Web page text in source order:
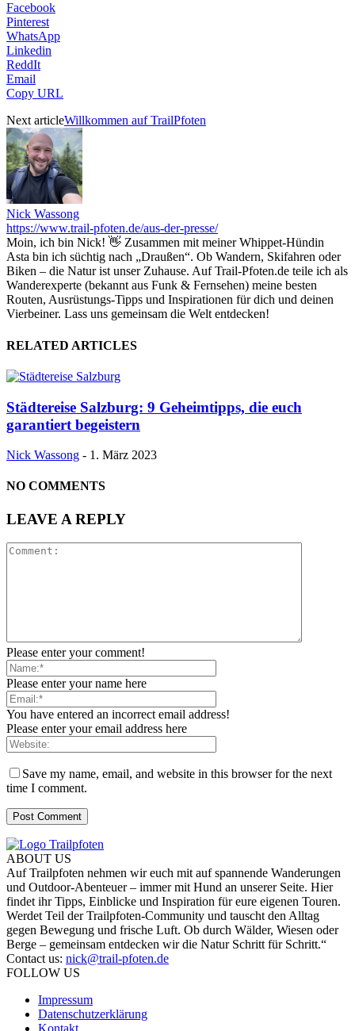
Facebook
Pinterest
WhatsApp
Linkedin
ReddIt
Email
Copy URL
Next articleWillkommen auf TrailPfoten
Nick Wassong
https://www.trail-pfoten.de/aus-der-presse/
Moin, ich bin Nick! 👋 Zusammen mit meiner Whippet-Hündin
Asta bin ich süchtig nach „Draußen“. Ob Wandern, Skifahren oder
Biken – die Natur ist unser Zuhause. Auf Trail-Pfoten.de teile ich als
Wanderexperte (bekannt aus Funk & Fernsehen) meine besten
Routen, Ausrüstungs-Tipps und Inspirationen für dich und deinen
Vierbeiner. Lass uns gemeinsam die Welt entdecken!
RELATED ARTICLES
Städtereise Salzburg: 9 Geheimtipps, die euch
garantiert begeistern
Nick Wassong - 1. März 2023
NO COMMENTS
LEAVE A REPLY
Please enter your comment!
Please enter your name here
You have entered an incorrect email address!
Please enter your email address here
Save my name, email, and website in this browser for the next
time I comment.
ABOUT US
Auf Trailpfoten nehmen wir euch mit auf spannende Wanderungen
und Outdoor-Abenteuer – immer mit Hund an unserer Seite. Hier
findet ihr Tipps, Einblicke und Inspiration für eure eigenen Touren.
Werdet Teil der Trailpfoten-Community und tauscht den Alltag
gegen Bewegung und frische Luft. Ob durch Wälder, Wiesen oder
Berge – gemeinsam entdecken wir die Natur Schritt für Schritt.“
Contact us: nick@trail-pfoten.de
FOLLOW US
Impressum
Datenschutzerklärung